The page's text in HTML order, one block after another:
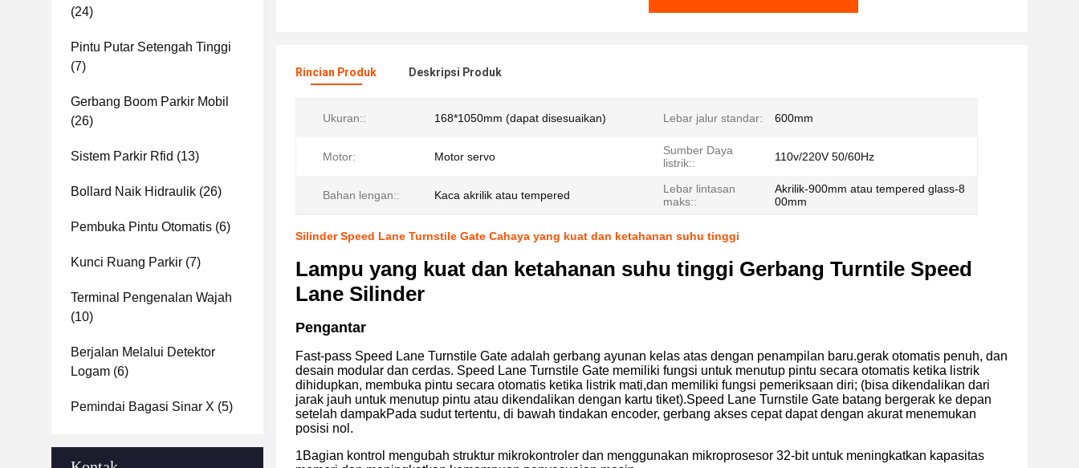
(24)
Pintu Putar Setengah Tinggi
(7)
Gerbang Boom Parkir Mobil
(26)
Sistem Parkir Rfid (13)
Bollard Naik Hidraulik (26)
Pembuka Pintu Otomatis (6)
Kunci Ruang Parkir (7)
Terminal Pengenalan Wajah
(10)
Berjalan Melalui Detektor
Logam (6)
Pemindai Bagasi Sinar X (5)
Rincian Produk Deskripsi Produk
Ukuran:: 168*1050mm (dapat disesuaikan) Lebar jalur standar: 600mm
Motor: Motor servo
Sumber Daya
listrik::
110v/220V 50/60Hz
Bahan lengan:: Kaca akrilik atau tempered
Lebar lintasan
maks::
Akrilik-900mm atau tempered glass-8
00mm
Silinder Speed Lane Turnstile Gate Cahaya yang kuat dan ketahanan suhu tinggi
Lampu yang kuat dan ketahanan suhu tinggi Gerbang Turntile Speed
Lane Silinder
Pengantar
Fast-pass Speed Lane Turnstile Gate adalah gerbang ayunan kelas atas dengan penampilan baru.gerak otomatis penuh, dan
desain modular dan cerdas. Speed Lane Turnstile Gate memiliki fungsi untuk menutup pintu secara otomatis ketika listrik
dihidupkan, membuka pintu secara otomatis ketika listrik mati,dan memiliki fungsi pemeriksaan diri; (bisa dikendalikan dari
jarak jauh untuk menutup pintu atau dikendalikan dengan kartu tiket).Speed Lane Turnstile Gate batang bergerak ke depan
setelah dampakPada sudut tertentu, di bawah tindakan encoder, gerbang akses cepat dapat dengan akurat menemukan
posisi nol.
1Bagian kontrol mengubah struktur mikrokontroler dan menggunakan mikroprosesor 32-bit untuk meningkatkan kapasitas